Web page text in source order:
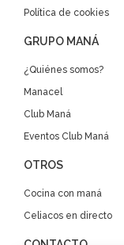
Política de cookies
GRUPO MANÁ
¿Quiénes somos?
Manacel
Club Maná
Eventos Club Maná
OTROS
Cocina con maná
Celiacos en directo